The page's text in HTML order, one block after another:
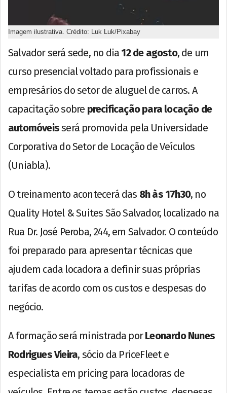
Imagem ilustrativa. Crédito: Luk Luk/Pixabay
Salvador será sede, no dia 12 de agosto, de um
curso presencial voltado para profissionais e
empresários do setor de aluguel de carros. A
capacitação sobre precificação para locação de
automóveisserá promovida pela Universidade
Corporativa do Setor de Locação de Veículos
(Uniabla).
O treinamento acontecerá das 8h às 17h30, no
Quality Hotel & Suites São Salvador, localizado na
Rua Dr. José Peroba, 244, em Salvador. O conteúdo
foi preparado para apresentar técnicas que
ajudem cada locadora a definir suas próprias
tarifas de acordo com os custos e despesas do
negócio.
A formação será ministrada porLeonardo Nunes
Rodrigues Vieira, sócio da PriceFleet e
especialista em pricing para locadoras de